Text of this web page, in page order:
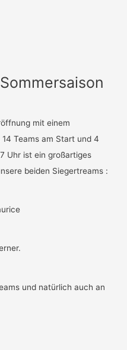
mit einem
Teams am Start und 4
Uhr ist ein großartiges
beiden Siegertreams :
und natürlich auch an